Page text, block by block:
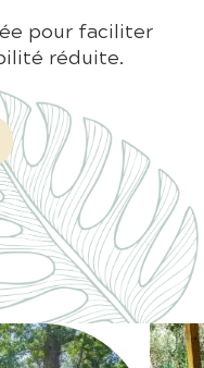
pour faciliter
réduite.